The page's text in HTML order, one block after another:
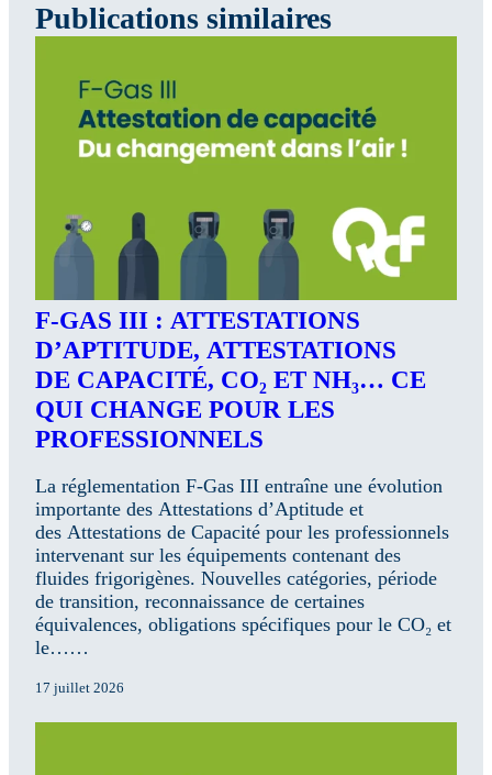
Publications similaires
F-GAS III : ATTESTATIONS
D’APTITUDE, ATTESTATIONS
DE CAPACITÉ, CO₂ ET NH₃… CE
QUI CHANGE POUR LES
PROFESSIONNELS
La réglementation F-Gas III entraîne une évolution
importante des Attestations d’Aptitude et
des Attestations de Capacité pour les professionnels
intervenant sur les équipements contenant des
fluides frigorigènes. Nouvelles catégories, période
de transition, reconnaissance de certaines
équivalences, obligations spécifiques pour le CO₂ et
le……
17 juillet 2026